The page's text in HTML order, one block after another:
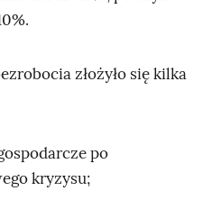
złożyło się kilka
po
kryzysu;